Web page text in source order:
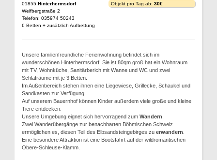
01855 Hinterhermsdorf
Weifbergstraße 2
Telefon: 035974 50243
6 Betten + zusätzlich Aufbettung
Objekt pro Tag ab: 30€
Unsere familienfreundliche Ferienwohnung befindet sich im
wunderschönen Hinterhermsdorf. Sie ist 80qm groß hat ein Wohnraum
mit TV, Wohnküche, Sanitärberich mit Wanne und WC und zwei
Schlafräume mit je 3 Betten.
Im Außenbereich stehen ihnen eine Liegewiese, Grillecke, Schaukel und
Sandkasten zur Verfügung.
Auf unserem Bauernhof können Kinder außerdem viele große und kleine
Tiere entdecken.
Unsere Umgebung eignet sich hervorragend zum Wandern
Zwei Wanderübergänge zur benachbarten Böhmischen Schweiz
ermöglichen es, diesen Teil des Elbsandsteingebirges zu erwandern
Eine besondere Attraktion ist eine Bootsfahrt auf der wildromantischen
Obere-Schleuse-Klamm.